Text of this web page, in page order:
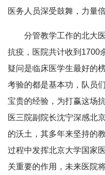
医务人员深受鼓舞，力量倍
分管教学工作的北大
抗疫，医院共计收到1700
疑问是临床医学生最好的
考验的都是基本功，队员
宝贵的经验，为打赢这场
医三院副院长沈宁深感北
的沃土，其多年来坚持的
过程中发挥北京大学国家
关重要的作用，未来医院